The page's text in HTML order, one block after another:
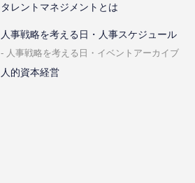
タレントマネジメントとは
⼈事戦略を考える⽇・⼈事スケジュール
⼈事戦略を考える⽇・イベントアーカイブ
人的資本経営